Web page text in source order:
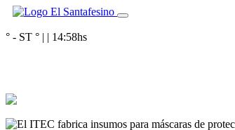
° - ST ° | | 14:58hs